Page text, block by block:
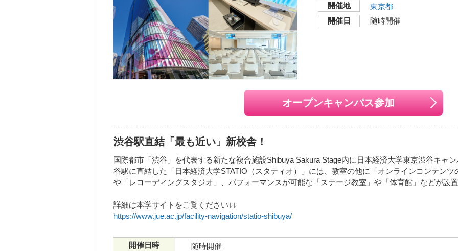
開催地
東京都
開催日
随時開催
オープンキャンパス参加
渋谷駅直結「最も近い」新校舎！
国際都市「渋谷」を代表する新たな複合施設Shibuya Sakura Stage内に日本経済大学東京渋谷キャ
谷駅に直結した「日本経済大学STATIO（スタティオ）」には、教室の他に「オンラインコンテンツ
や「レコーディングスタジオ」、パフォーマンスが可能な「ステージ教室」や「体育館」などが設置
詳細は本学サイトをご覧ください↓↓
https://www.jue.ac.jp/facility-navigation/statio-shibuya/
開催日時 随時開催